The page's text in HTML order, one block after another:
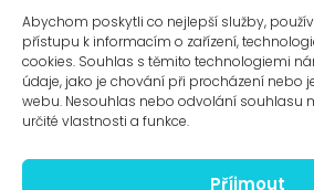
Abychom poskytli co nejlepší služby,
přístupu k informacím o zařízení,
cookies. Souhlas s těmito technologiemi
údaje, jako je chování při procházení nebo
webu. Nesouhlas nebo odvolání souhlasu
určité vlastnosti a funkce.
Příjmout
Art in Motol